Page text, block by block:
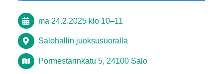
ma 24.2.2025 klo 10–11
Salohallin juoksusuoralla
Pormestarinkatu 5, 24100 Salo